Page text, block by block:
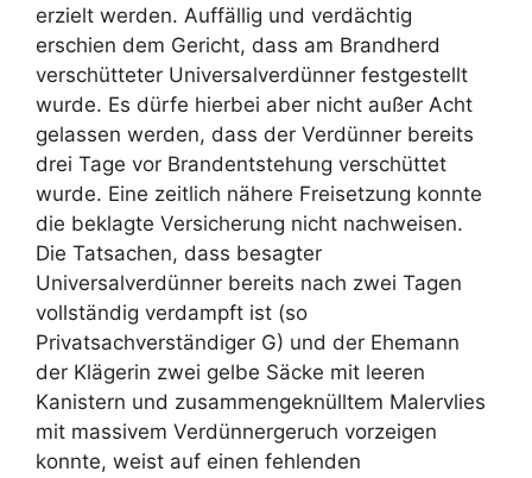
erzielt werden. Auffällig und verdächtig
erschien dem Gericht, dass am Brandherd
verschütteter Universalverdünner festgestellt
wurde. Es dürfe hierbei aber nicht außer Acht
gelassen werden, dass der Verdünner bereits
drei Tage vor Brandentstehung verschüttet
wurde. Eine zeitlich nähere Freisetzung konnte
die beklagte Versicherung nicht nachweisen.
Die Tatsachen, dass besagter
Universalverdünner bereits nach zwei Tagen
vollständig verdampft ist (so
Privatsachverständiger G) und der Ehemann
der Klägerin zwei gelbe Säcke mit leeren
Kanistern und zusammengeknülltem Malervlies
mit massivem Verdünnergeruch vorzeigen
konnte, weist auf einen fehlenden